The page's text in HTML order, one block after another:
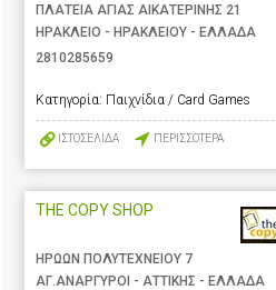
ΠΛΑΤΕΙΑ ΑΓΙΑΣ ΑΙΚΑΤΕΡΙΝΗΣ 21
ΗΡΑΚΛΕΙΟ - ΗΡΑΚΛΕΙΟΥ - ΕΛΛΑΔΑ
2810285659
Κατηγορία: Παιχνίδια / Card Games
ΙΣΤΟΣΕΛΙΔΑ ΠΕΡΙΣΣΟΤΕΡΑ
THE COPY SHOP
ΗΡΩΩΝ ΠΟΛΥΤΕΧΝΕΙΟΥ 7
ΑΓ.ΑΝΑΡΓΥΡΟΙ - ΑΤΤΙΚΗΣ - ΕΛΛΑΔΑ